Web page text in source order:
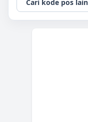
Cari kode pos lain